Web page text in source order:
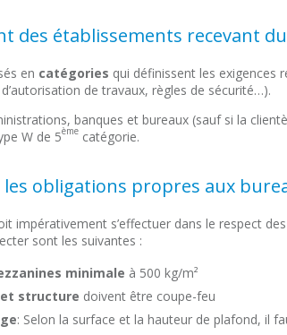
des établissements recevant
en catégories qui définissent les exigences
de travaux, règles de sécurité…).
banques et bureaux (sauf si la
W de 5ème catégorie.
obligations propres aux
impérativement s’effectuer dans le respect
sont les suivantes :
minimale à 500 kg/m²
et structure doivent être coupe-feu
: Selon la surface et la hauteur de plafond, il